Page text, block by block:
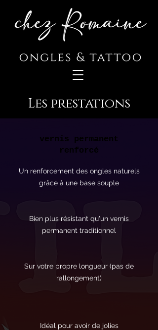
Les prestations
vernis permanent
renforcé
Un renforcement des ongles naturels
grâce à une base souple
Bien plus résistant qu'un vernis
permanent traditionnel
Sur votre propre longueur (pas de
rallongement)
Idéal pour avoir de jolies